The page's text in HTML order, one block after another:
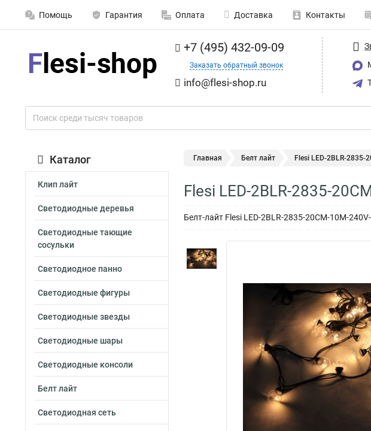
Помощь Гарантия Оплата Доставка Контакты
+7 (495) 432-09-09
Заказать обратный звонок
info@flesi-shop.ru
Каталог
Клип лайт
Светодиодные деревья
Светодиодные тающие
сосульки
Светодиодное панно
Светодиодные фигуры
Светодиодные звезды
Светодиодные шары
Светодиодные консоли
Белт лайт
Светодиодная сеть
Главная Белт лайт Flesi LED-2BLR-2835-
Flesi LED-2BLR-2835-
Белт-лайт Flesi LED-2BLR-2835-20CM-10M-